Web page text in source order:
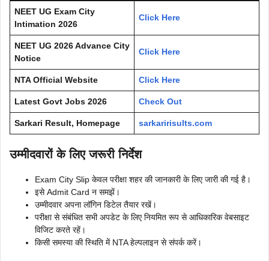
NEET UG Exam City
Intimation 2026
Click Here
NEET UG 2026 Advance City
Notice
Click Here
NTA Official Website Click Here
Latest Govt Jobs 2026 Check Out
Sarkari Result, Homepage sarkaririsults.com
उम्मीदवारों के लिए जरूरी निर्देश
Exam City Slip केवल परीक्षा शहर की जानकारी के लिए जारी की गई है।
इसे Admit Card न समझें।
उम्मीदवार अपना लॉगिन डिटेल तैयार रखें।
परीक्षा से संबंधित सभी अपडेट के लिए नियमित रूप से आधिकारिक वेबसाइट
विजिट करते रहें।
किसी समस्या की स्थिति में NTA हेल्पलाइन से संपर्क करें।